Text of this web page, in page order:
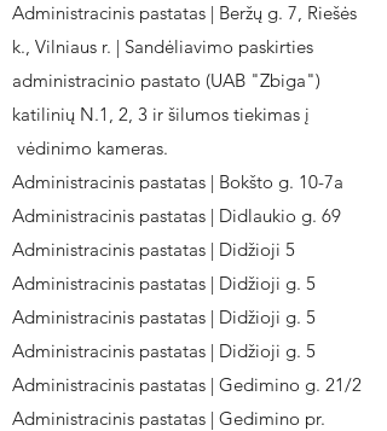
Administracinis pastatas | Beržų g. 7, Riešės
k., Vilniaus r. | Sandėliavimo paskirties
administracinio pastato (UAB "Zbiga")
katilinių N.1, 2, 3 ir šilumos tiekimas į
vėdinimo kameras.
Administracinis pastatas | Bokšto g. 10-7a
Administracinis pastatas | Didlaukio g. 69
Administracinis pastatas | Didžioji 5
Administracinis pastatas | Didžioji g. 5
Administracinis pastatas | Didžioji g. 5
Administracinis pastatas | Didžioji g. 5
Administracinis pastatas | Gedimino g. 21/2
Administracinis pastatas | Gedimino pr.